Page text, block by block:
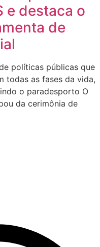
e destaca o
de
políticas públicas que
todas as fases da vida,
o paradesporto O
da cerimônia de